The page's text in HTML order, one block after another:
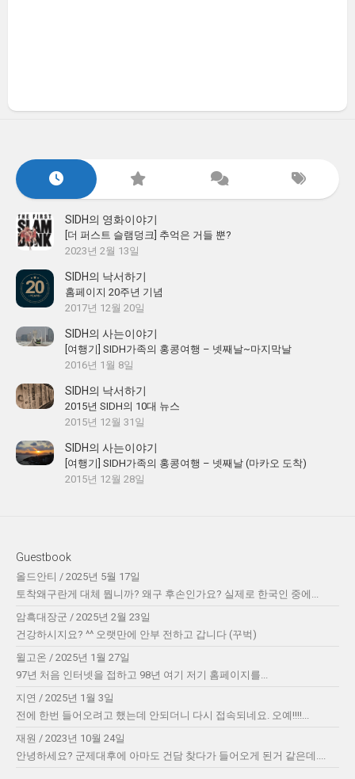
SIDH의 영화이야기
[더 퍼스트 슬램덩크] 추억은 거들 뿐?
2023년 2월 13일
SIDH의 낙서하기
홈페이지 20주년 기념
2017년 12월 20일
SIDH의 사는이야기
[여행기] SIDH가족의 홍콩여행 – 넷째날~마지막날
2016년 1월 8일
SIDH의 낙서하기
2015년 SIDH의 10대 뉴스
2015년 12월 31일
SIDH의 사는이야기
[여행기] SIDH가족의 홍콩여행 – 넷째날 (마카오 도착)
2015년 12월 28일
Guestbook
올드안티 / 2025년 5월 17일
토착왜구란게 대체 뭡니까? 왜구 후손인가요? 실제로 한국인 중에...
암흑대장군 / 2025년 2월 23일
건강하시지요? ^^ 오랫만에 안부 전하고 갑니다 (꾸벅)
윌고온 / 2025년 1월 27일
97년 처음 인터넷을 접하고 98년 여기 저기 홈페이지를...
지연 / 2025년 1월 3일
전에 한번 들어오려고 했는데 안되더니 다시 접속되네요. 오예!!!!...
재원 / 2023년 10월 24일
안녕하세요? 군제대후에 아마도 건담 찾다가 들어오게 된거 같은데....